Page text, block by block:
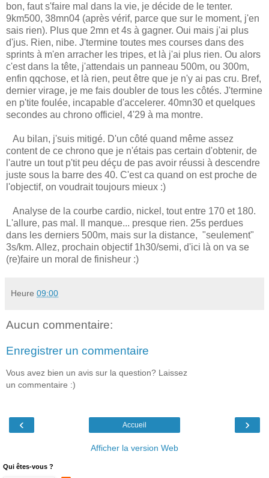
bon, faut s'faire mal dans la vie, je décide de le tenter.
9km500, 38mn04 (après vérif, parce que sur le moment, j'en
sais rien). Plus que 2mn et 4s à gagner. Oui mais j'ai plus
d'jus. Rien, nibe. J'termine toutes mes courses dans des
sprints à m'en arracher les tripes, et là j'ai plus rien. Ou alors
c'est dans la tête, j'attendais un panneau 500m, ou 300m,
enfin qqchose, et là rien, peut être que je n'y ai pas cru. Bref,
dernier virage, je me fais doubler de tous les côtés. J'termine
en p'tite foulée, incapable d'accelerer. 40mn30 et quelques
secondes au chrono officiel, 4'29 à ma montre.
Au bilan, j'suis mitigé. D'un côté quand même assez
content de ce chrono que je n'étais pas certain d'obtenir, de
l'autre un tout p'tit peu déçu de pas avoir réussi à descendre
juste sous la barre des 40. C'est ca quand on est proche de
l'objectif, on voudrait toujours mieux :)
Analyse de la courbe cardio, nickel, tout entre 170 et 180.
L'allure, pas mal. Il manque... presque rien. 25s perdues
dans les derniers 500m, mais sur la distance, "seulement"
3s/km. Allez, prochain objectif 1h30/semi, d'ici là on va se
(re)faire un moral de finisheur :)
Heure 09:00
Aucun commentaire:
Enregistrer un commentaire
Vous avez bien un avis sur la question? Laissez
un commentaire :)
‹ ›
Accueil
Afficher la version Web
Qui êtes-vous ?